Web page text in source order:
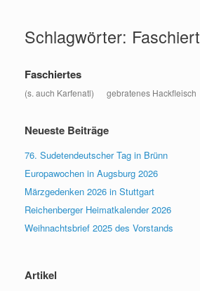
springenSchlagwörter:
Faschiertes
(s. auch Karfenatl) gebratenes Hackfleisch
Neueste Beiträge
76. Sudetendeutscher Tag in Brünn
Europawochen in Augsburg 2026
Märzgedenken 2026 in Stuttgart
Reichenberger Heimatkalender 2026
Weihnachtsbrief 2025 des Vorstands
Artikel